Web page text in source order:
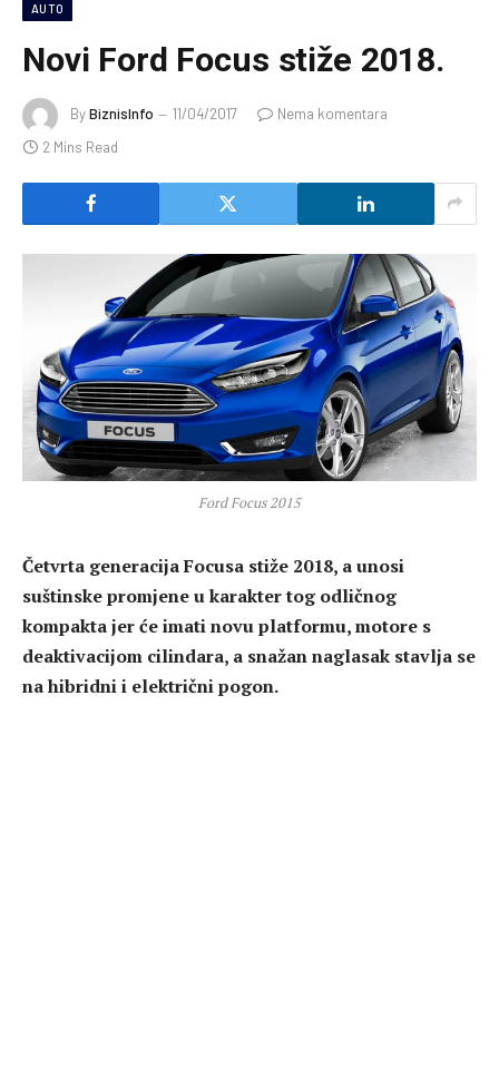
AUTO
Novi Ford Focus stiže 2018.
ByBiznisInfo 11/04/2017
Nema komentara
2 Mins Read
Ford Focus 2015
Četvrta generacija Focusa stiže 2018, a unosi
suštinske promjene u karakter tog odličnog
kompakta jer će imati novu platformu, motore s
deaktivacijom cilindara, a snažan naglasak stavlja se
na hibridni i električni pogon.